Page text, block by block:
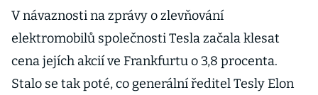
V návaznosti na zprávy o zlevňování
elektromobilů společnosti Tesla začala klesat
cena jejích akcií ve Frankfurtu o 3,8 procenta.
Stalo se tak poté, co generální ředitel Tesly Elon